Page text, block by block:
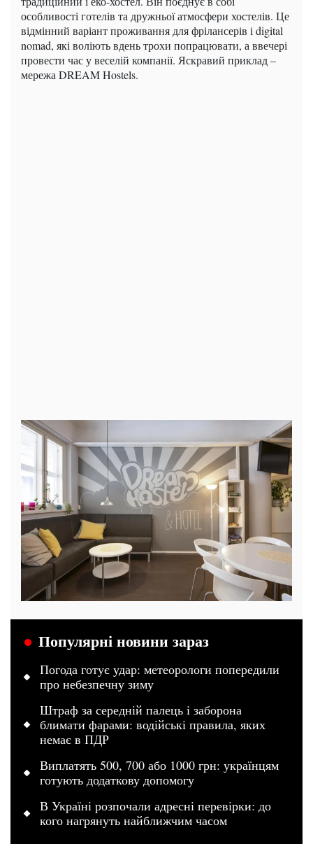
особливості готелів та дружньої атмосфери хостелів. Це
відмінний варіант проживання для фрілансерів і digital
nomad, які воліють вдень трохи попрацювати, а ввечері
провести час у веселій компанії. Яскравий приклад –
мережа DREAM Hostels.
Популярні новини зараз
Погода готує удар: метеорологи попередили
про небезпечну зиму
Штраф за середній палець і заборона
блимати фарами: водійські правила, яких
немає в ПДР
Виплатять 500, 700 або 1000 грн: українцям
готують додаткову допомогу
В Україні розпочали адресні перевірки: до
кого нагрянуть найближчим часом